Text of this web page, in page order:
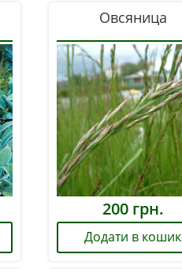
Овсяница
200грн.
Додати в кошик